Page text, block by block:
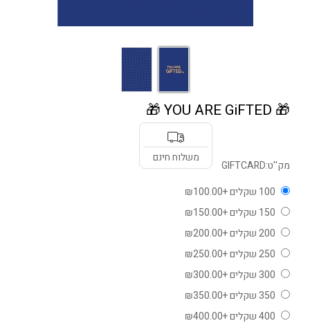
🎁 YOU ARE GiFTED 🎁
מק''ט:GIFTCARD
משלוח חינם
100 שקלים +₪100.00
150 שקלים +₪150.00
200 שקלים +₪200.00
250 שקלים +₪250.00
300 שקלים +₪300.00
350 שקלים +₪350.00
400 שקלים +₪400.00